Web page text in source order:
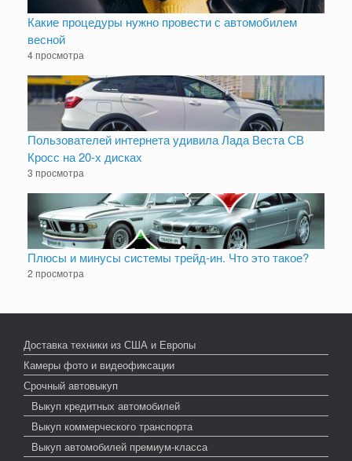
Какие процедуры нужно провести с автомобилем
весной
4 просмотра
Пользователей интернета удивила Лада Веста СВ
Кросс на 20-х дисках
3 просмотра
Плюсы и минусы системы трейд-ин. Что это такое?
2 просмотра
Доставка техники из США и Европы
Камеры фото и видеофиксации
Срочный автовыкуп
Выкуп кредитных автомобилей
Выкуп коммерческого транспорта
Выкуп автомобилей премиум-класса